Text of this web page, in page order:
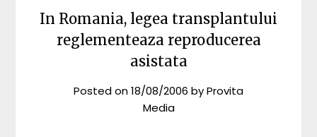
In Romania, legea transplantului
reglementeaza reproducerea
asistata
Posted on18/08/2006 byProvita
Media